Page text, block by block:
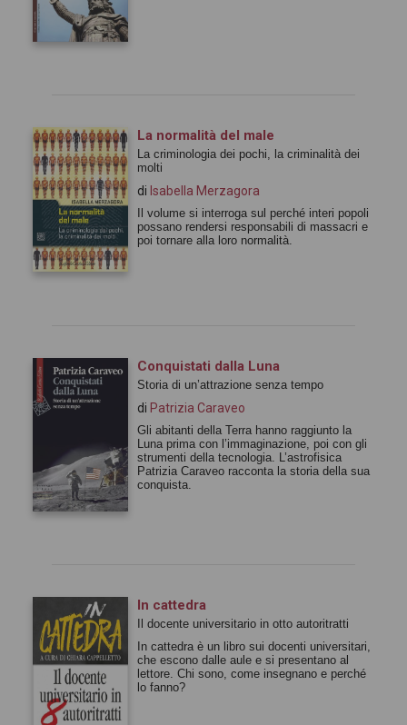
La normalità del male
La criminologia dei pochi, la criminalità dei
molti
di Isabella Merzagora
Il volume si interroga sul perché interi popoli
possano rendersi responsabili di massacri e
poi tornare alla loro normalità.
Conquistati dalla Luna
Storia di un’attrazione senza tempo
di Patrizia Caraveo
Gli abitanti della Terra hanno raggiunto la
Luna prima con l’immaginazione, poi con gli
strumenti della tecnologia. L’astrofisica
Patrizia Caraveo racconta la storia della sua
conquista.
In cattedra
Il docente universitario in otto autoritratti
In cattedra è un libro sui docenti universitari,
che escono dalle aule e si presentano al
lettore. Chi sono, come insegnano e perché
lo fanno?